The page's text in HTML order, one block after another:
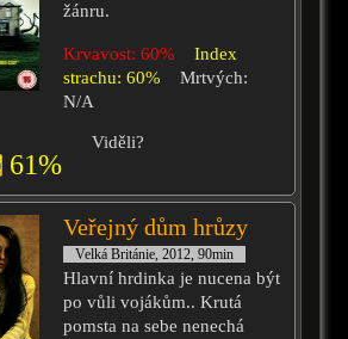
žánru.
Krvavost: 60%
Index
strachu: 60%
Mrtvých:
N/A
61%
Viděli?
Veřejný dům hrůzy
Velká Británie, 2012, 90min
Hlavní hrdinka je nucena být
po vůli vojákům.. Krutá
pomsta na sebe nenechá